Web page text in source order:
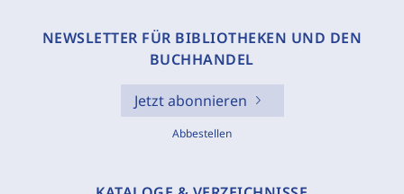
NEWSLETTER FÜR BIBLIOTHEKEN UND DEN
BUCHHANDEL
Jetzt abonnieren
Abbestellen